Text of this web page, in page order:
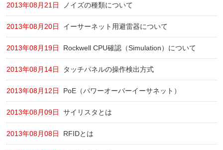
2013年08月21日 ノイズの種類について
2013年08月20日 イーサーネット用避雷器について
2013年08月19日 Rockwell CPU確認（Simulation）について
2013年08月14日 タッチパネルの操作検出方式
2013年08月12日 PoE（パワーオーバーイーサネット）
2013年08月09日 サイリスタとは
2013年08月08日 RFIDとは